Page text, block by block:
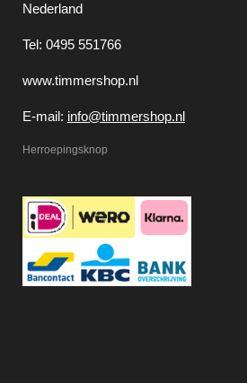
Nederland
Tel: 0495 551766
www.timmershop.nl
E-mail: info@timmershop.nl
Herroepingsknop